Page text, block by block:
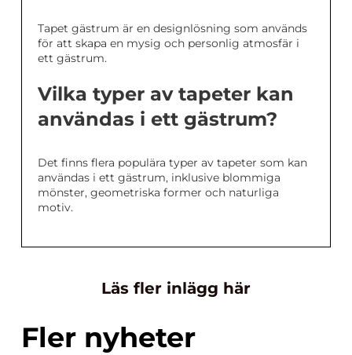
Tapet gästrum är en designlösning som används
för att skapa en mysig och personlig atmosfär i
ett gästrum.
Vilka typer av tapeter kan
användas i ett gästrum?
Det finns flera populära typer av tapeter som kan
användas i ett gästrum, inklusive blommiga
mönster, geometriska former och naturliga
motiv.
Läs fler inlägg här
Fler nyheter